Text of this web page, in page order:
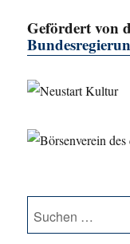
Gefördert von
Suche
nach: